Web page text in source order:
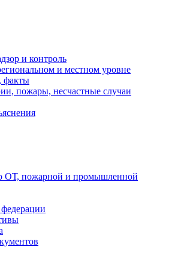
и контроль
и местном уровне
факты
пожары, несчастные случаи
ОТ, пожарной и промышленной